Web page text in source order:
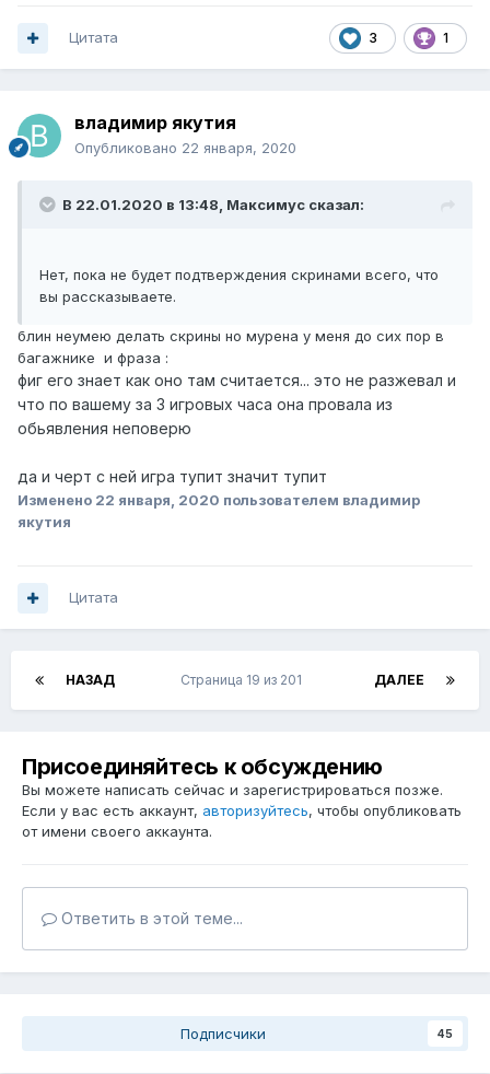
3 1
Цитата
владимир якутия
Опубликовано 22 января, 2020
В 22.01.2020 в 13:48, Максимус сказал:
Нет, пока не будет подтверждения скринами всего, что
вы рассказываете.
блин неумею делать скрины но мурена у меня до сих пор в
багажнике и фраза :
фиг его знает как оно там считается... это не разжевал и
что по вашему за 3 игровых часа она провала из
обьявления неповерю
да и черт с ней игра тупит значит тупит
Изменено 22 января, 2020 пользователем владимир
якутия
Цитата
НАЗАД ДАЛЕЕ
Страница 19 из 201
Присоединяйтесь к обсуждению
Вы можете написать сейчас и зарегистрироваться позже.
Если у вас есть аккаунт, авторизуйтесь, чтобы опубликовать
от имени своего аккаунта.
Ответить в этой теме...
Подписчики 45